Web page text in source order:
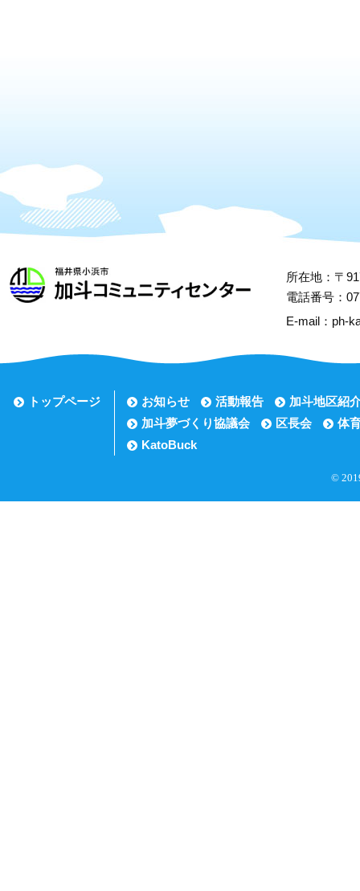
所在地：〒
電話番号：
E-mail：ph-
トップページ お知らせ 活動報告
加斗地区紹
加斗夢づくり協議会
区長会
体
KatoBuck
©